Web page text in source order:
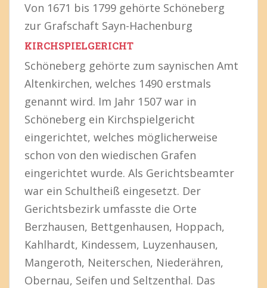
Von 1671 bis 1799 gehörte Schöneberg
zur Grafschaft Sayn-Hachenburg
KIRCHSPIELGERICHT
Schöneberg gehörte zum saynischen Amt
Altenkirchen, welches 1490 erstmals
genannt wird. Im Jahr 1507 war in
Schöneberg ein Kirchspielgericht
eingerichtet, welches möglicherweise
schon von den wiedischen Grafen
eingerichtet wurde. Als Gerichtsbeamter
war ein Schultheiß eingesetzt. Der
Gerichtsbezirk umfasste die Orte
Berzhausen, Bettgenhausen, Hoppach,
Kahlhardt, Kindessem, Luyzenhausen,
Mangeroth, Neiterschen, Niederähren,
Obernau, Seifen und Seltzenthal. Das